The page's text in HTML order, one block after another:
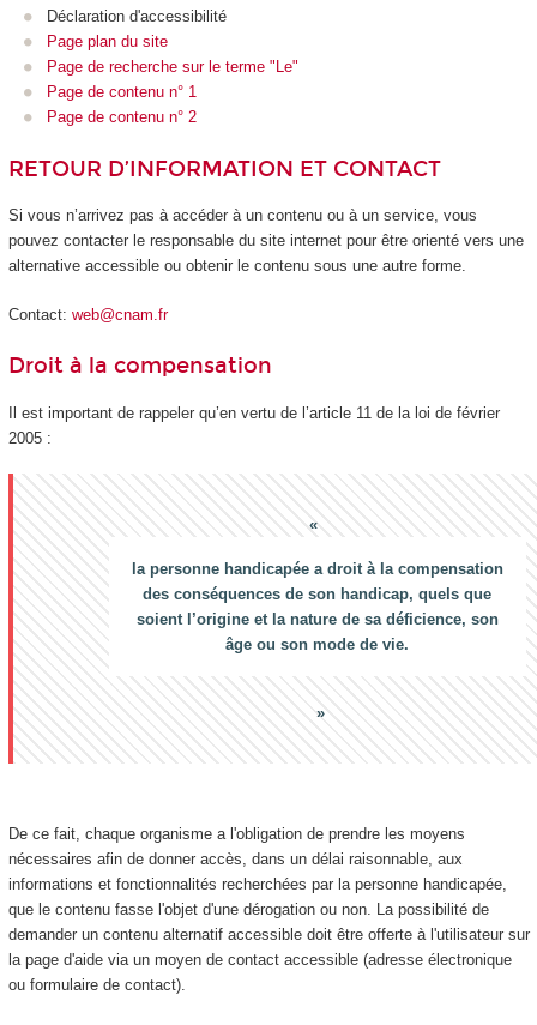
Déclaration d'accessibilité
Page plan du site
Page de recherche sur le terme "Le"
Page de contenu n° 1
Page de contenu n° 2
RETOUR D’INFORMATION ET CONTACT
Si vous n’arrivez pas à accéder à un contenu ou à un service, vous
pouvez contacter le responsable du site internet pour être orienté vers une
alternative accessible ou obtenir le contenu sous une autre forme.
Contact: web@cnam.fr
Droit à la compensation
Il est important de rappeler qu’en vertu de l’article 11 de la loi de février
2005 :
la personne handicapée a droit à la compensation
des conséquences de son handicap, quels que
soient l’origine et la nature de sa déficience, son
âge ou son mode de vie.
De ce fait, chaque organisme a l'obligation de prendre les moyens
nécessaires afin de donner accès, dans un délai raisonnable, aux
informations et fonctionnalités recherchées par la personne handicapée,
que le contenu fasse l'objet d'une dérogation ou non. La possibilité de
demander un contenu alternatif accessible doit être offerte à l'utilisateur sur
la page d'aide via un moyen de contact accessible (adresse électronique
ou formulaire de contact).